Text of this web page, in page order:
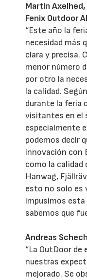
Martin
Fenix Outdoor
“Este año la
necesidad más
clara y precisa.
menor número
por otro la
la calidad.
durante la feria
visitantes en el
especialmente
podemos decir
innovación con
como la calidad
Hanwag,
esto no solo es
impusimos esta
sabemos que
Andreas
“La OutDoor
nuestras
mejorado. Se